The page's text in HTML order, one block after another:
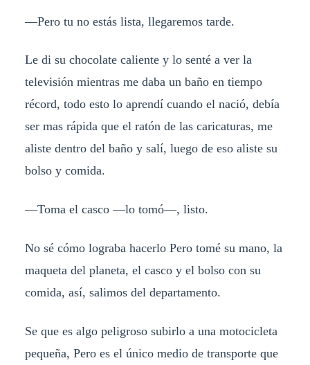
—Pero tu no estás lista, llegaremos tarde.
Le di su chocolate caliente y lo senté a ver la
televisión mientras me daba un baño en tiempo
récord, todo esto lo aprendí cuando el nació, debía
ser mas rápida que el ratón de las caricaturas, me
aliste dentro del baño y salí, luego de eso aliste su
bolso y comida.
—Toma el casco —lo tomó—, listo.
No sé cómo lograba hacerlo Pero tomé su mano, la
maqueta del planeta, el casco y el bolso con su
comida, así, salimos del departamento.
Se que es algo peligroso subirlo a una motocicleta
pequeña, Pero es el único medio de transporte que